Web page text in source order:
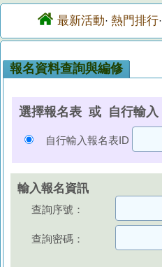
最新活動· 熱門排行·
報名資料查詢與編修
選擇報名表 或 自行輸入
自行輸入報名表ID
輸入報名資訊
查詢序號：
查詢密碼：